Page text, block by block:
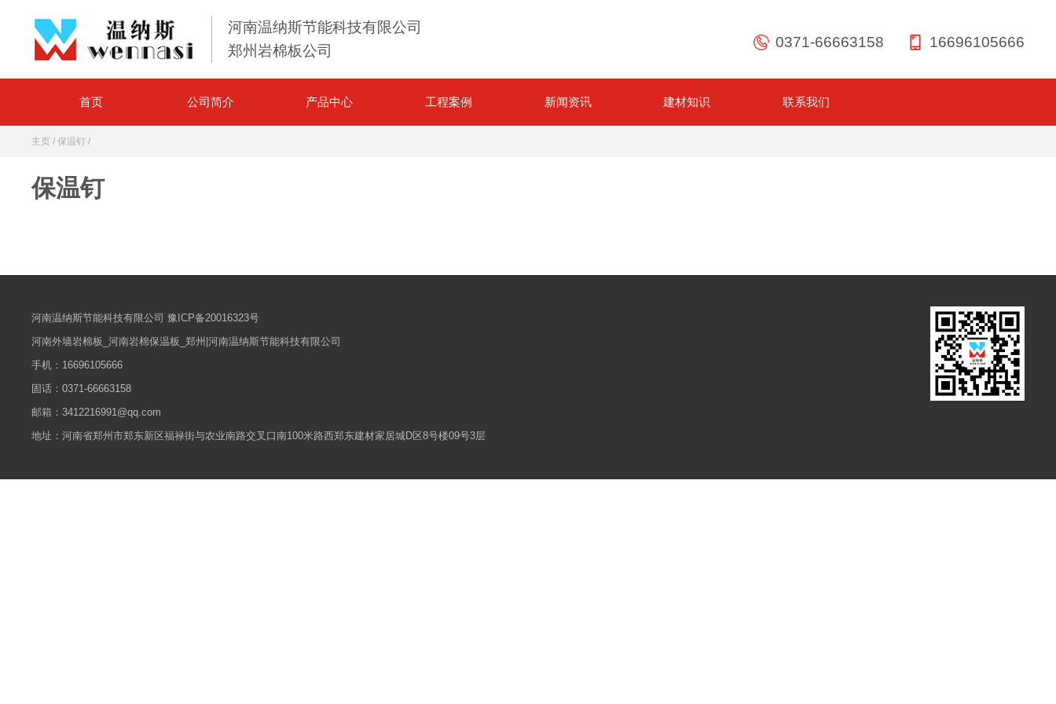
河南温纳斯节能科技有限公司
郑州岩棉板公司
16696105666
0371-66663158
首页 公司简介 产品中心 工程案例 新闻资讯 建材知识 联系我们
主页 / 保温钉 /
保温钉
河南温纳斯节能科技有限公司 豫ICP备20016323号
河南外墙岩棉板_河南岩棉保温板_郑州|河南温纳斯节能科技有限公司
手机： 16696105666
固话： 0371-66663158
邮箱：3412216991@qq.com
地址：河南省郑州市郑东新区福禄街与农业南路交叉口南100米路西郑东建材家居城D区8号楼09号3层